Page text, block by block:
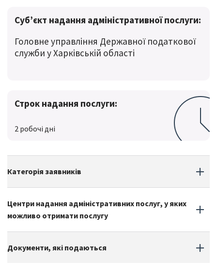
Строк надання послуги:
2 робочі дні
Суб’єкт надання адміністративної послуги:
Головне управління Державної податкової
служби у Харківській області
Категорія заявників
Центри надання адміністративних послуг, у яких
можливо отримати послугу
Документи, які подаються